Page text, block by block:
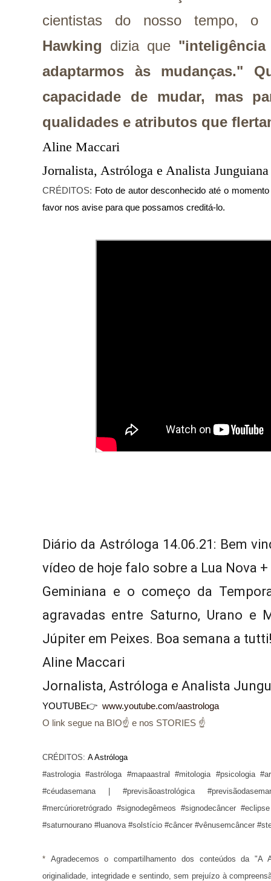
cientistas do nosso tempo,
Hawking dizia que
adaptarmos às mudanças."
capacidade de mudar, mas
qualidades e atributos que
Aline Maccari
Jornalista, Astróloga e Analista Junguiana
CRÉDITOS: Foto de autor desconhecido até o
favor nos avise para que possamos creditá-lo.
Diário da Astróloga 14.06.21: Bem
vídeo de hoje falo sobre a Lua Nova
Geminiana e o começo da
agravadas entre Saturno, Urano e
Júpiter em Peixes. Boa semana a
Aline Maccari
Jornalista, Astróloga e Analista
YOUTUBE👉 www.youtube.com/aastrologa
O link segue na BIO☝ e nos STORIES ☝
CRÉDITOS: A Astróloga
#astrologia #astróloga #mapaastral #mitologia #psicologia
#céudasemana | #previsãoastrológica
#mercúrioretrógrado #signodegêmeos #signodecâncer
#saturnourano #luanova #solstício #câncer #vênusemcâncer
* Agradecemos o compartilhamento dos conteúdos da
originalidade, integridade e sentindo, sem prejuízo à